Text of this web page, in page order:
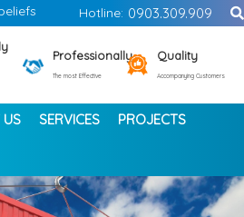
Hotline: 0903.309.909
Professionally
The most Effective
Quality
Accompanying Customers
SERVICES PROJECTS